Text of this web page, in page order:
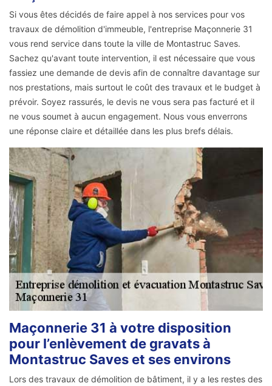
Si vous êtes décidés de faire appel à nos services pour vos
travaux de démolition d'immeuble, l'entreprise Maçonnerie 31
vous rend service dans toute la ville de Montastruc Saves.
Sachez qu'avant toute intervention, il est nécessaire que vous
fassiez une demande de devis afin de connaître davantage sur
nos prestations, mais surtout le coût des travaux et le budget à
prévoir. Soyez rassurés, le devis ne vous sera pas facturé et il
ne vous soumet à aucun engagement. Nous vous enverrons
une réponse claire et détaillée dans les plus brefs délais.
Maçonnerie 31 à votre disposition
pour l’enlèvement de gravats à
Montastruc Saves et ses environs
Lors des travaux de démolition de bâtiment, il y a les restes des